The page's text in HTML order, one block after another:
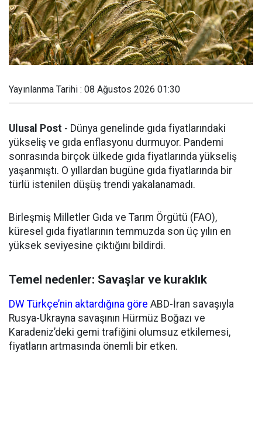
Yayınlanma Tarihi : 08 Ağustos 2026 01:30
Ulusal Post - Dünya genelinde gıda fiyatlarındaki
yükseliş ve gıda enflasyonu durmuyor. Pandemi
sonrasında birçok ülkede gıda fiyatlarında yükseliş
yaşanmıştı. O yıllardan bugüne gıda fiyatlarında bir
türlü istenilen düşüş trendi yakalanamadı.
Birleşmiş Milletler Gıda ve Tarım Örgütü (FAO),
küresel gıda fiyatlarının temmuzda son üç yılın en
yüksek seviyesine çıktığını bildirdi.
Temel nedenler: Savaşlar ve kuraklık
DW Türkçe’nin aktardığına göre ABD-İran savaşıyla
Rusya-Ukrayna savaşının Hürmüz Boğazı ve
Karadeniz’deki gemi trafiğini olumsuz etkilemesi,
fiyatların artmasında önemli bir etken.